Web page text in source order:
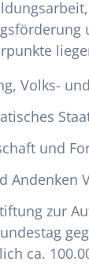
Volks-
und
Andenken
zur
ca.